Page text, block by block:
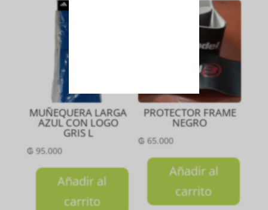
MUÑEQUERA LARGA
AZUL CON LOGO
GRIS L
₲95.000
Añadir al
carrito
PROTECTOR FRAME
NEGRO
₲ 65.000
Añadir al
carrito